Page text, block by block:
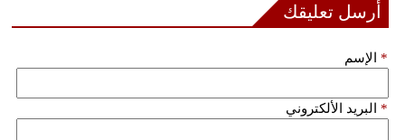
أرسل تعليقك
الإسم *
البريد الألكتروني *